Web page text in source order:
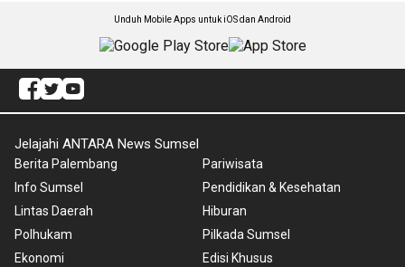
Unduh Mobile Apps untuk iOS dan Android
Jelajahi ANTARA News Sumsel
Berita Palembang
Info Sumsel
Lintas Daerah
Polhukam
Ekonomi
Pariwisata
Pendidikan & Kesehatan
Hiburan
Pilkada Sumsel
Edisi Khusus